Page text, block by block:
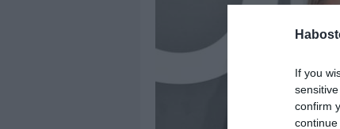
If you
confirm